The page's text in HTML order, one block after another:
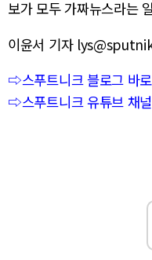
보가 모두 가짜뉴스라는
이윤서 기자
⇨스푸트니크 블로그 바
⇨스푸트니크 유튜브 채